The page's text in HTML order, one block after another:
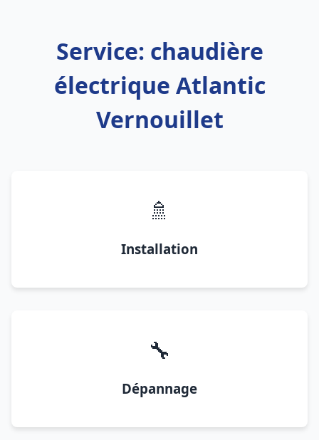
Service: chaudière
électrique Atlantic
Vernouillet
🚿
Installation
🔧
Dépannage